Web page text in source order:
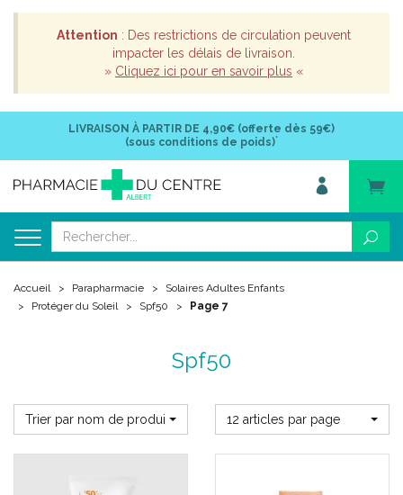
Attention : Des restrictions de circulation peuvent
impacter les délais de livraison.
» Cliquez ici pour en savoir plus «
LIVRAISON À PARTIR DE 4,90€ (offerte dès 59€)
(sous conditions de poids)*
Accueil Parapharmacie
Solaires Adultes Enfants
Protéger du Soleil
Spf50 Page 7
Spf50
Trier par nom de produit 12 articles par page